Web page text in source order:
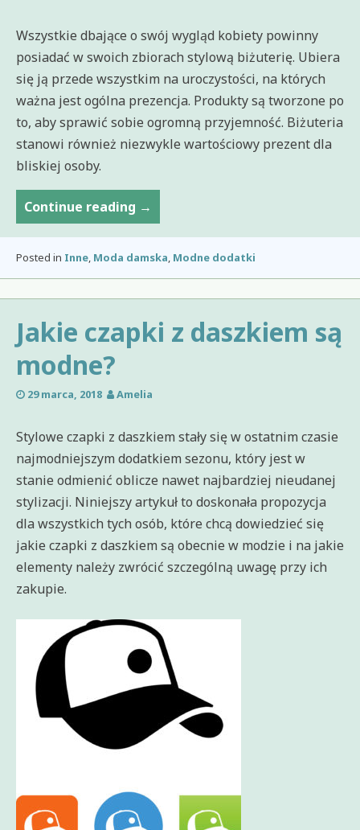
Wszystkie dbające o swój wygląd kobiety powinny
posiadać w swoich zbiorach stylową biżuterię. Ubiera
się ją przede wszystkim na uroczystości, na których
ważna jest ogólna prezencja. Produkty są tworzone po
to, aby sprawić sobie ogromną przyjemność. Biżuteria
stanowi również niezwykle wartościowy prezent dla
bliskiej osoby.
Continue reading Bransoletki
charms,
charmsy
→
Posted in Inne, Moda damska, Modne dodatki
Jakie czapki z daszkiem są
modne?
29 marca, 2018 Amelia
Stylowe czapki z daszkiem stały się w ostatnim czasie
najmodniejszym dodatkiem sezonu, który jest w
stanie odmienić oblicze nawet najbardziej nieudanej
stylizacji. Niniejszy artykuł to doskonała propozycja
dla wszystkich tych osób, które chcą dowiedzieć się
jakie czapki z daszkiem są obecnie w modzie i na jakie
elementy należy zwrócić szczególną uwagę przy ich
zakupie.